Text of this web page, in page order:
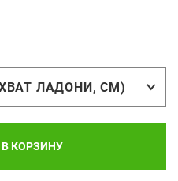
ЛАДОНИ, СМ)
КОРЗИНУ